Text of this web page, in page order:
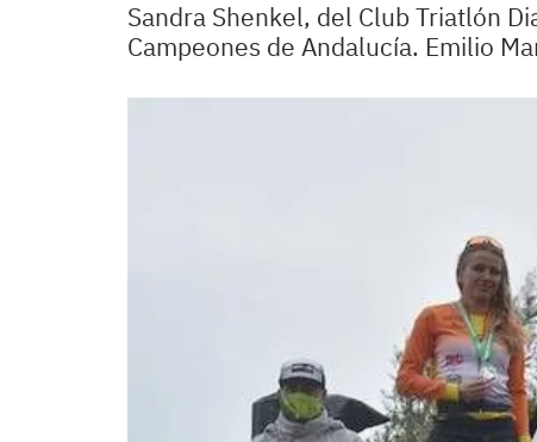
Sandra Shenkel, del Club Triatlón
Campeones de Andalucía. Emilio